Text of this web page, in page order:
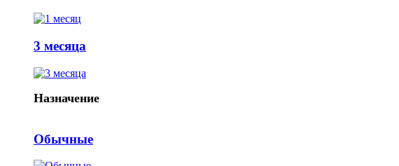
3 месяца
Назначение
Обычные